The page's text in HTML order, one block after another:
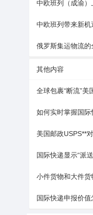
俄罗斯集运物流的
其他内容
如何实时掌握国
美国邮政USPS**
国际快递显示“派
国际快递申报价值